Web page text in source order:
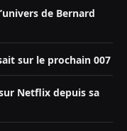
de Bernard
sur le prochain 007
Netflix depuis sa